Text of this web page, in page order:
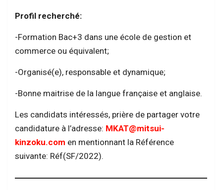
Profil recherché:
-Formation Bac+3 dans une école de gestion et
commerce ou équivalent;
-Organisé(e), responsable et dynamique;
-Bonne maitrise de la langue française et anglaise.
Les candidats intéressés, prière de partager votre
candidature à l’adresse: MKAT@mitsui-
kinzoku.com en mentionnant la Référence
suivante: Réf(SF/2022).